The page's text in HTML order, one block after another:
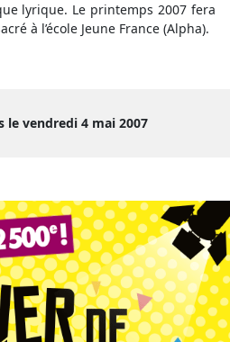
lyrique. Le printemps 2007 fera
à l’école Jeune France (Alpha).
le vendredi 4 mai 2007